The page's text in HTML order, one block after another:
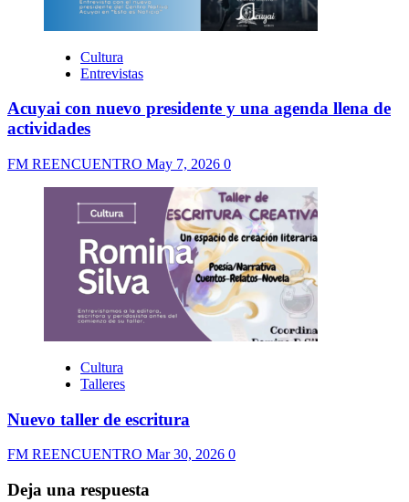
Cultura
Entrevistas
Acuyai con nuevo presidente y una agenda llena de
actividades
FM REENCUENTRO May 7, 2026 0
Cultura
Talleres
Nuevo taller de escritura
FM REENCUENTRO Mar 30, 2026 0
Deja una respuesta